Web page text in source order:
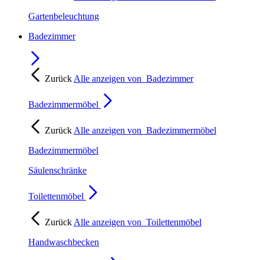
Gartenbeleuchtung
Badezimmer
Zurück Alle anzeigen von Badezimmer
Badezimmermöbel
Zurück Alle anzeigen von Badezimmermöbel
Badezimmermöbel
Säulenschränke
Toilettenmöbel
Zurück Alle anzeigen von Toilettenmöbel
Handwaschbecken